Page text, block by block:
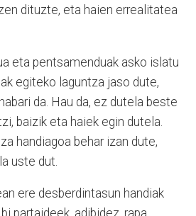
dituzte, eta haien errealitatea
eta pentsamenduak asko islatu
egiteko laguntza jaso dute,
da. Hau da, ez dutela beste
baizik eta haiek egin dutela.
handiagoa behar izan dute,
uste dut.
ere desberdintasun handiak